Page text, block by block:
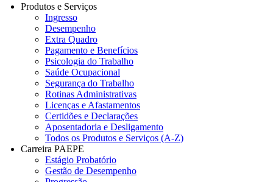
Produtos e Serviços
Ingresso
Desempenho
Extra Quadro
Pagamento e Benefícios
Psicologia do Trabalho
Saúde Ocupacional
Segurança do Trabalho
Rotinas Administrativas
Licenças e Afastamentos
Certidões e Declarações
Aposentadoria e Desligamento
Todos os Produtos e Serviços (A-Z)
Carreira PAEPE
Estágio Probatório
Gestão de Desempenho